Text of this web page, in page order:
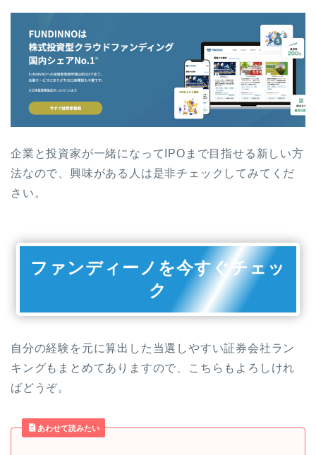
企業と投資家が一緒になってIPOまで目指せる新しい方
法なので、興味がある人は是非チェックしてみてくだ
さい。
ファンディーノを今すぐチェッ
ク
自分の経験を元に算出した当選しやすい証券会社ラン
キングもまとめてありますので、こちらもよろしけれ
ばどうぞ。
あわせて読みたい